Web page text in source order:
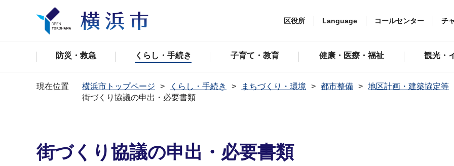
区役所 Language コールセンター チ
防災・救急 くらし・手続き 子育て・教育 健康・医療・福祉 観光・
現在位置 横浜市トップページ くらし・手続き まちづくり・環境 都市整備
地区計画・建築協定等
街づくり協議の申出・必要書類
街づくり協議の申出・必要書類